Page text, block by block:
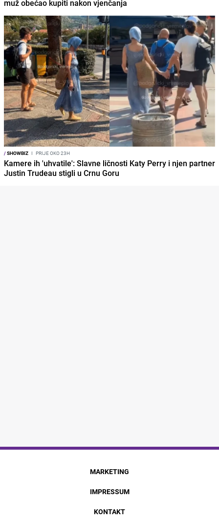
muž obećao kupiti nakon vjenčanja
/SHOWBIZ I PRIJE OKO 23H
Kamere ih 'uhvatile': Slavne ličnosti Katy Perry i njen partner
Justin Trudeau stigli u Crnu Goru
MARKETING
IMPRESSUM
KONTAKT